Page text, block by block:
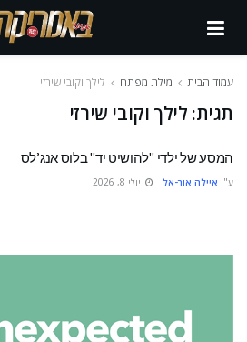
עמוד הבית מילת מפתח לילך וקובי שירזי
תגית: לילך וקובי שירזי
המסע של ילדי "להושיט יד" בלוס אנג’לס
ע"י איילה אור-אל יולי 8, 2026